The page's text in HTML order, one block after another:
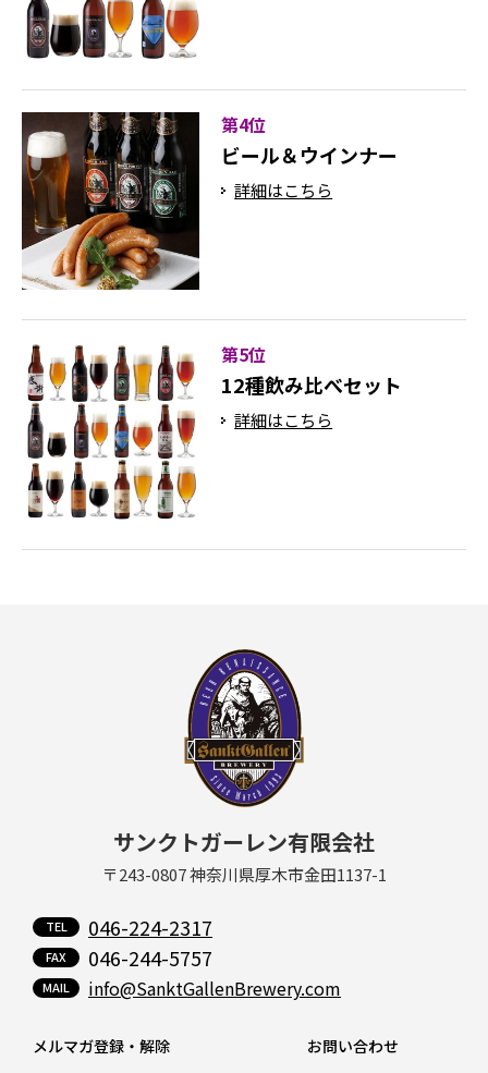
第4位
ビール＆ウインナー
詳細はこちら
第5位
12種飲み比べセット
詳細はこちら
サンクトガーレン有限会社
〒243-0807 神奈川県厚木市金田1137-1
046-224-2317
046-244-5757
info@SanktGallenBrewery.com
メルマガ登録・解除
お問い合わせ